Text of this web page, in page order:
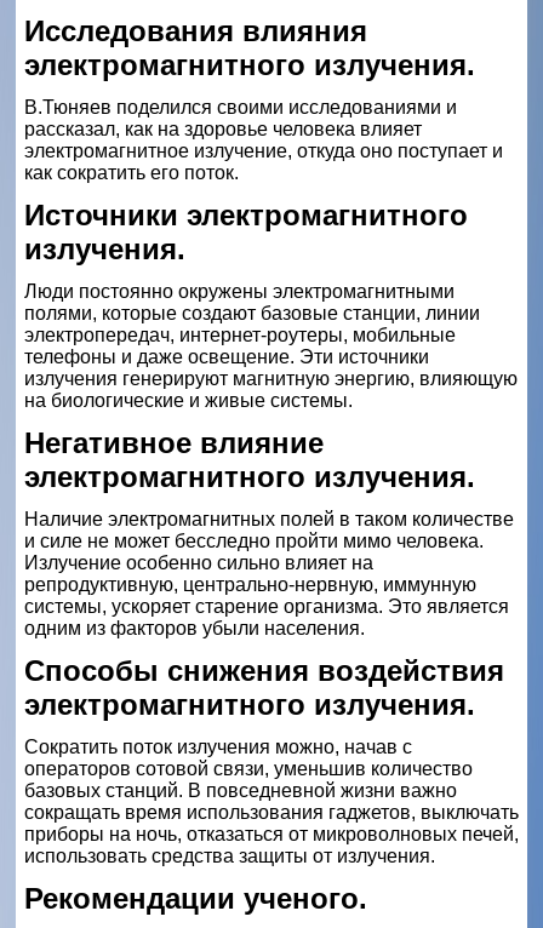
Исследования влияния
электромагнитного излучения.
В.Тюняев поделился своими исследованиями и
рассказал, как на здоровье человека влияет
электромагнитное излучение, откуда оно поступает и
как сократить его поток.
Источники электромагнитного
излучения.
Люди постоянно окружены электромагнитными
полями, которые создают базовые станции, линии
электропередач, интернет-роутеры, мобильные
телефоны и даже освещение. Эти источники
излучения генерируют магнитную энергию, влияющую
на биологические и живые системы.
Негативное влияние
электромагнитного излучения.
Наличие электромагнитных полей в таком количестве
и силе не может бесследно пройти мимо человека.
Излучение особенно сильно влияет на
репродуктивную, центрально-нервную, иммунную
системы, ускоряет старение организма. Это является
одним из факторов убыли населения.
Способы снижения воздействия
электромагнитного излучения.
Сократить поток излучения можно, начав с
операторов сотовой связи, уменьшив количество
базовых станций. В повседневной жизни важно
сокращать время использования гаджетов, выключать
приборы на ночь, отказаться от микроволновых печей,
использовать средства защиты от излучения.
Рекомендации ученого.